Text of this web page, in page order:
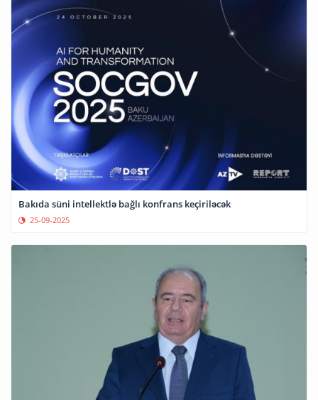
Bakıda süni intellektlə bağlı konfrans keçiriləcək
25-09-2025